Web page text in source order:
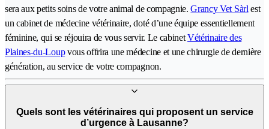
sera aux petits soins de votre animal de compagnie.Grancy Vet Sàrl est
un cabinet de médecine vétérinaire, doté d’une équipe essentiellement
féminine, qui se réjouira de vous servir. Le cabinetVétérinaire des
Plaines-du-Loupvous offrira une médecine et une chirurgie de dernière
génération, au service de votre compagnon.
Quels sont les vétérinaires qui proposent un service
d’urgence à Lausanne?